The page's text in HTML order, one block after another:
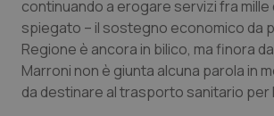
Lazio
Liguria
Diabete & glucometri
Disturbi dell’umore
continuando a erogare servizi fra mille
spiegato – il sostegno economico da
Regione è ancora in bilico, ma finora
Marroni non è giunta alcuna parola in
da destinare al trasporto sanitario per